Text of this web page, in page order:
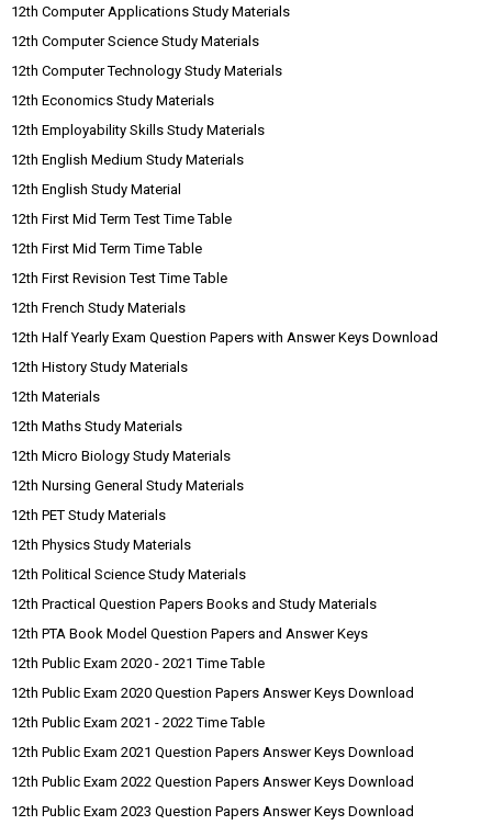
12th Computer Applications Study Materials
12th Computer Science Study Materials
12th Computer Technology Study Materials
12th Economics Study Materials
12th Employability Skills Study Materials
12th English Medium Study Materials
12th English Study Material
12th First Mid Term Test Time Table
12th First Mid Term Time Table
12th First Revision Test Time Table
12th French Study Materials
12th Half Yearly Exam Question Papers with Answer Keys Download
12th History Study Materials
12th Materials
12th Maths Study Materials
12th Micro Biology Study Materials
12th Nursing General Study Materials
12th PET Study Materials
12th Physics Study Materials
12th Political Science Study Materials
12th Practical Question Papers Books and Study Materials
12th PTA Book Model Question Papers and Answer Keys
12th Public Exam 2020 - 2021 Time Table
12th Public Exam 2020 Question Papers Answer Keys Download
12th Public Exam 2021 - 2022 Time Table
12th Public Exam 2021 Question Papers Answer Keys Download
12th Public Exam 2022 Question Papers Answer Keys Download
12th Public Exam 2023 Question Papers Answer Keys Download